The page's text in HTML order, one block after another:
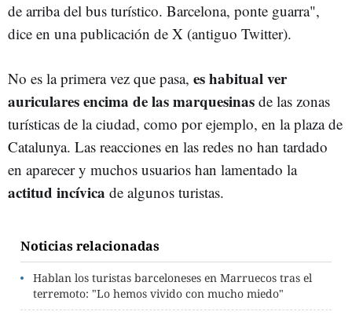
de arriba del bus turístico. Barcelona, ponte guarra",
dice en una publicación de X (antiguo Twitter).
No es la primera vez que pasa, es habitual ver
auriculares encima de las marquesinas de las zonas
turísticas de la ciudad, como por ejemplo, en la plaza de
Catalunya. Las reacciones en las redes no han tardado
en aparecer y muchos usuarios han lamentado la
actitud incívica de algunos turistas.
Noticias relacionadas
Hablan los turistas barceloneses en Marruecos tras el
terremoto: "Lo hemos vivido con mucho miedo"